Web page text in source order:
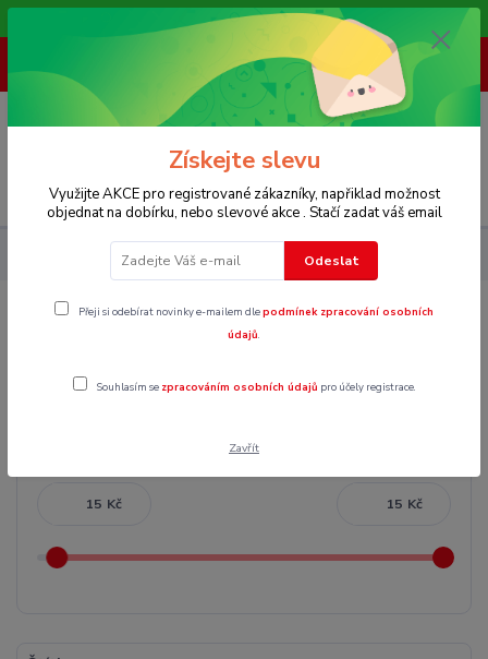
Vítáme Vás na našem e-shopu,. Stále doplňujeme nové produkty.
(Po-Pá, 8-16 hod.)
0 Kč
Klučičí oblečení 40 - 140 Pyžama
Kč Kč
Získejte slevu
Využijte AKCE pro registrované zákazníky, napřiklad možnost
objednat na dobírku, nebo slevové akce . Stačí zadat váš email
Odeslat
Přeji si odebírat novinky e-mailem dlepodmínek zpracování osobních
údajů.
Souhlasím se zpracováním osobních údajů pro účely registrace.
Zavřít